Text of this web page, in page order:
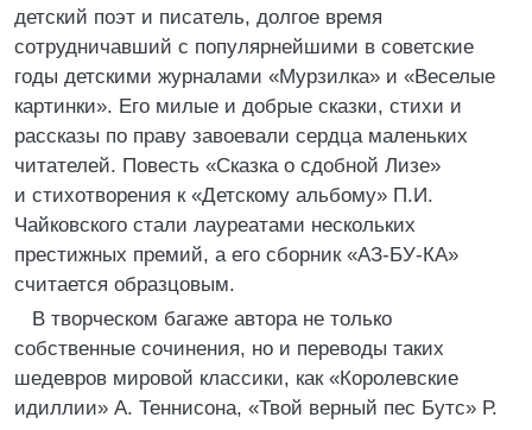
детский поэт и писатель, долгое время
сотрудничавший с популярнейшими в советские
годы детскими журналами «Мурзилка» и «Веселые
картинки». Его милые и добрые сказки, стихи и
рассказы по праву завоевали сердца маленьких
читателей. Повесть «Сказка о сдобной Лизе»
и стихотворения к «Детскому альбому» П.И.
Чайковского стали лауреатами нескольких
престижных премий, а его сборник «АЗ-БУ-КА»
считается образцовым.
В творческом багаже автора не только
собственные сочинения, но и переводы таких
шедевров мировой классики, как «Королевские
идиллии» А. Теннисона, «Твой верный пес Бутс» Р.